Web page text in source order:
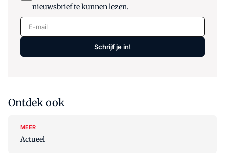
nieuwsbrief te kunnen lezen.
E-mail
Schrijf je in!
Ontdek ook
MEER
Actueel